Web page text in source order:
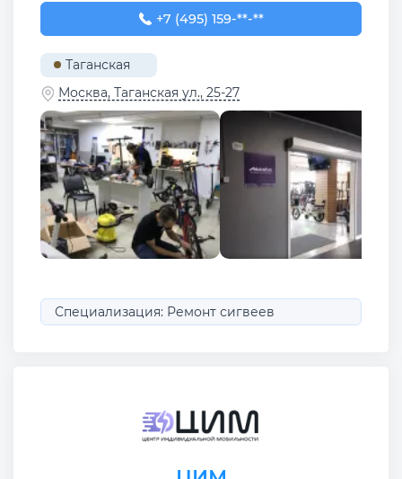
+7 (495) 159-95-38
+7 (495) 159-**-**
Таганская
Москва, Таганская ул., 25-27
Специализация: Ремонт сигвеев